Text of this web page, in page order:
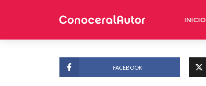
INICIO
FACEBOOK